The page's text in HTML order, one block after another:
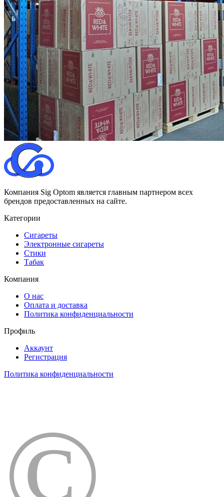
Компания Sig Optom является главным партнером всех
брендов предоставленных на сайте.
Категории
Сигареты
Электронные сигареты
Стики
Табак
Компания
О нас
Оплата и доставка
Политика конфиденциальности
Профиль
Аккаунт
Регистрация
Политика конфиденциальности